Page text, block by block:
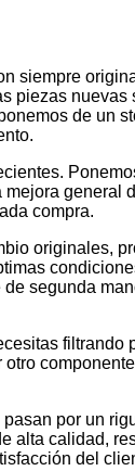
siempre
piezas nuevas
de un
general
compra.
originales,
segunda
filtrando
por un
alta calidad,
del